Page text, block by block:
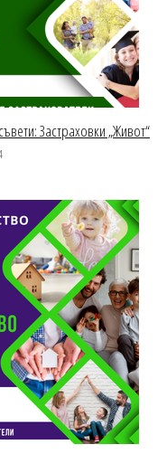
Застраховки „Живот“